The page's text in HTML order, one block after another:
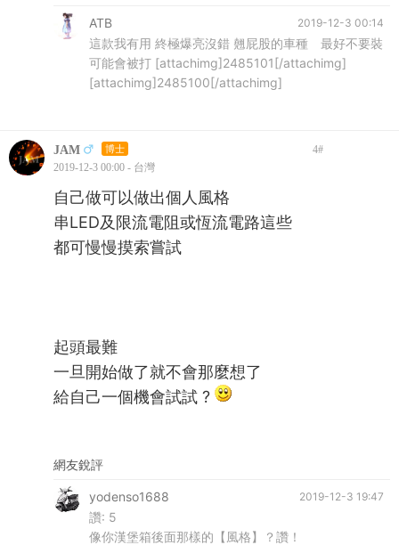
2019-12-3 00:14
ATB
這款我有用 終極爆亮沒錯 翹屁股的車種 最好不要裝
可能會被打 [attachimg]2485101[/attachimg]
[attachimg]2485100[/attachimg]
JAM 博士 4#
2019-12-3 00:00 - 台灣
自己做可以做出個人風格
串LED及限流電阻或恆流電路這些
都可慢慢摸索嘗試
起頭最難
一旦開始做了就不會那麼想了
給自己一個機會試試 ?
網友銳評
2019-12-3 19:47
yodenso1688
讚: 5
像你漢堡箱後面那樣的【風格】？讚！